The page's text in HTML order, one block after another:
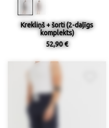
Krekliņš + šorti (2-daļīgs
komplekts)
52,90 €